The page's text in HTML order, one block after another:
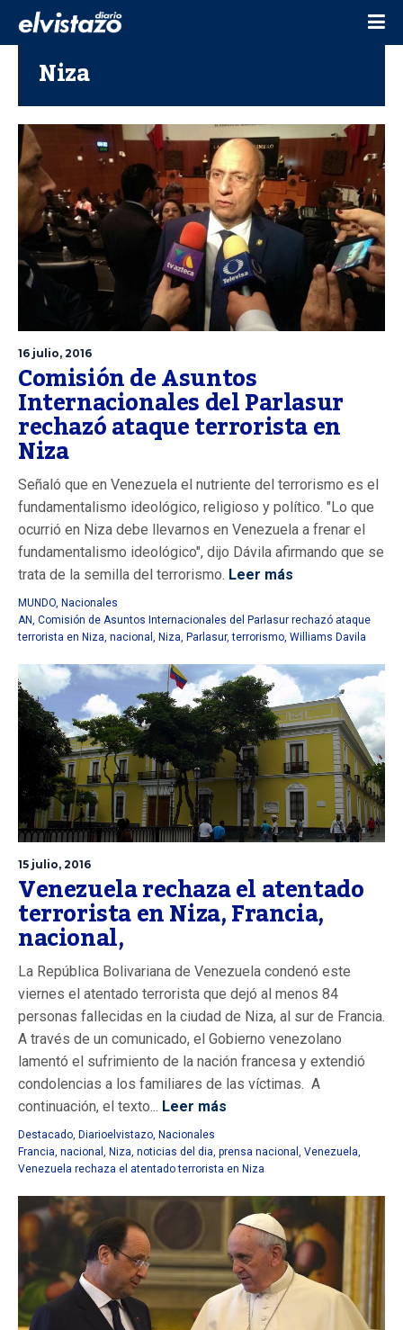
Niza
16 julio, 2016
Comisión de Asuntos
Internacionales del Parlasur
rechazó ataque terrorista en
Niza
Señaló que en Venezuela el nutriente del terrorismo es el
fundamentalismo ideológico, religioso y político. "Lo que
ocurrió en Niza debe llevarnos en Venezuela a frenar el
fundamentalismo ideológico", dijo Dávila afirmando que se
trata de la semilla del terrorismo. Leer más
MUNDO, Nacionales
AN, Comisión de Asuntos Internacionales del Parlasur rechazó ataque
terrorista en Niza, nacional , Niza, Parlasur,terrorismo, Williams Davila
15 julio, 2016
Venezuela rechaza el atentado
terrorista en Niza, Francia,
nacional,
La República Bolivariana de Venezuela condenó este
viernes el atentado terrorista que dejó al menos 84
personas fallecidas en la ciudad de Niza, al sur de Francia.
A través de un comunicado, el Gobierno venezolano
lamentó el sufrimiento de la nación francesa y extendió
condolencias a los familiares de las víctimas. A
continuación, el texto... Leer más
Destacado, Diarioelvistazo, Nacionales
Francia, nacional , Niza, noticias del dia, prensa nacional , Venezuela,
Venezuela rechaza el atentado terrorista en Niza